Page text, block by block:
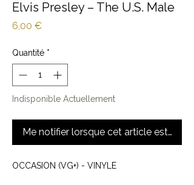
Elvis Presley‎ – The U.S. Male
6,00 €Prix
Quantité *
Indisponible Actuellement
Me notifier lorsque cet article est
OCCASION (VG+) - VINYLE